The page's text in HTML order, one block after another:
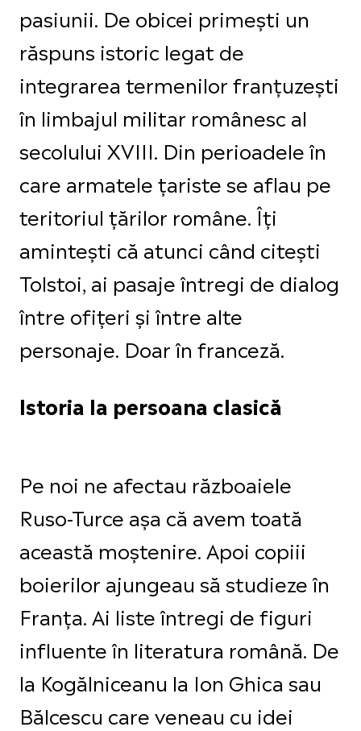
pasiunii. De obicei primești un
răspuns istoric legat de
integrarea termenilor franțuzești
în limbajul militar românesc al
secolului XVIII. Din perioadele în
care armatele țariste se aflau pe
teritoriul țărilor române. Îți
amintești că atunci când citești
Tolstoi, ai pasaje întregi de dialog
între ofițeri și între alte
personaje. Doar în franceză.
Istoria la persoana clasică
Pe noi ne afectau războaiele
Ruso-Turce așa că avem toată
această moștenire. Apoi copiii
boierilor ajungeau să studieze în
Franța. Ai liste întregi de figuri
influente în literatura română. De
la Kogălniceanu la Ion Ghica sau
Bălcescu care veneau cu idei